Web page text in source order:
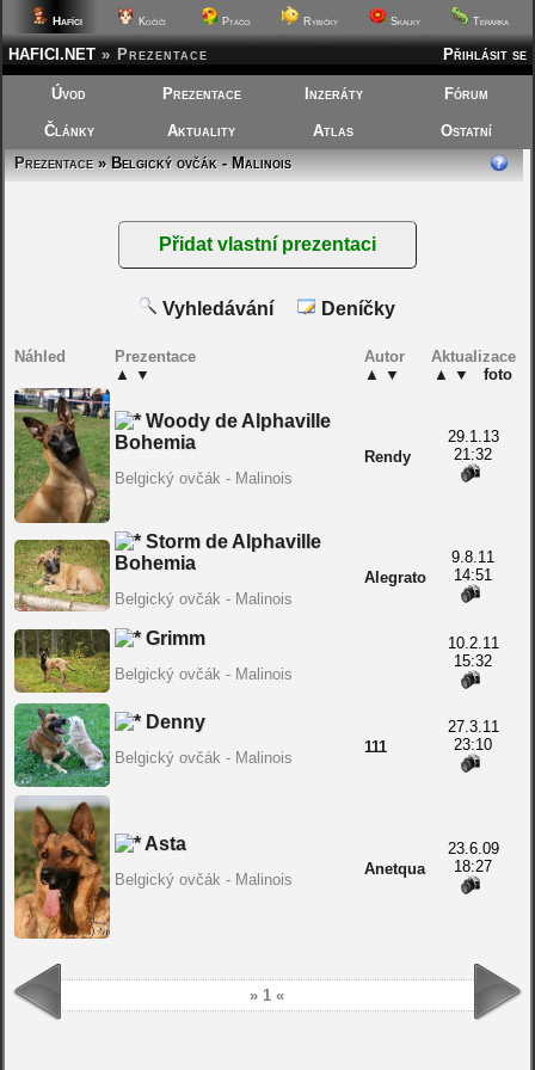
Hafíci Kočičí Ptáčci Rybičky Skalky Terárka
Přihlásit se
HAFICI.NET » Prezentace
Úvod Prezentace Inzeráty Fórum
Články Aktuality Atlas
Ostatní
Prezentace» Belgický ovčák - Malinois
Vyhledávání Deníčky
Náhled
Prezentace
▲ ▼
Autor
▲ ▼
Aktualizace
▲ ▼ foto
Woody de Alphaville
Bohemia
Belgický ovčák - Malinois
Rendy
29.1.13
21:32
Storm de Alphaville
Bohemia
Belgický ovčák - Malinois
Alegrato
9.8.11
14:51
Grimm
Belgický ovčák - Malinois
10.2.11
15:32
Denny
Belgický ovčák - Malinois
111
27.3.11
23:10
Asta
Belgický ovčák - Malinois
Anetqua
23.6.09
18:27
» 1 «